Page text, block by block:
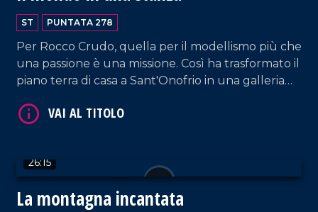
ST PUNTATA 278
Per Rocco Crudo, quella per il modellismo più che
una passione è una missione. Così ha trasformato il
piano terra di casa a Sant'Onofrio in una galleria
opere con lo scopo di farle visitare ai giovani
26:15
La montagna incantata
VAI AL TITOLO